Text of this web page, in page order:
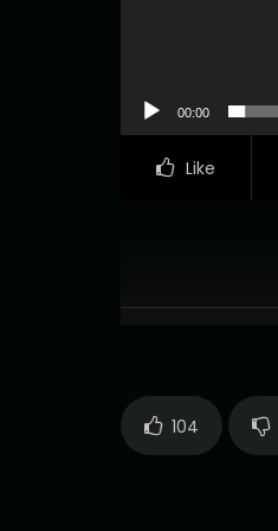
00:00
Like
104